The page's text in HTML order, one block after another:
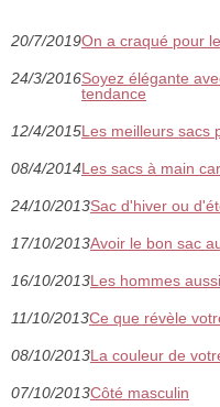
20/7/2019On a craqué pour
24/3/2016Soyez élégante
tendance
12/4/2015Les meilleurs sacs
08/4/2014Les sacs à main
24/10/2013Sac d'hiver ou
17/10/2013Avoir le bon sac
16/10/2013Les hommes aussi
11/10/2013Ce que révèle
08/10/2013La couleur de
07/10/2013Côté masculin